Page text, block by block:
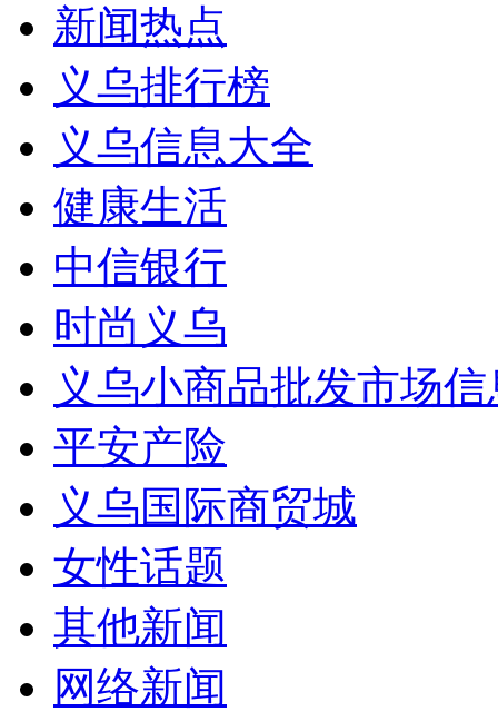
新闻热点
义乌排行榜
义乌信息大全
健康生活
中信银行
时尚义乌
义乌小商品批发市场
平安产险
义乌国际商贸城
女性话题
其他新闻
网络新闻